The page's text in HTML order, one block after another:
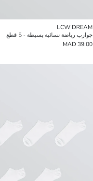
LCW DREAM
جوارب رياضة نسائية بسيطة - 5 قطع
39.00 MAD